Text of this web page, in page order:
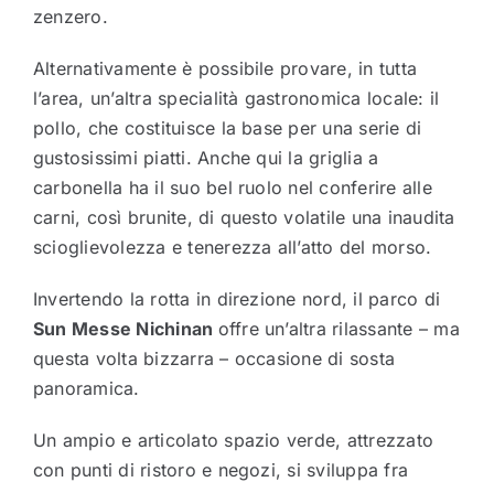
zenzero.
Alternativamente è possibile provare, in tutta
l’area, un’altra specialità gastronomica locale: il
pollo, che costituisce la base per una serie di
gustosissimi piatti. Anche qui la griglia a
carbonella ha il suo bel ruolo nel conferire alle
carni, così brunite, di questo volatile una inaudita
scioglievolezza e tenerezza all’atto del morso.
Invertendo la rotta in direzione nord, il parco di
Sun Messe Nichinan offre un’altra rilassante – ma
questa volta bizzarra – occasione di sosta
panoramica.
Un ampio e articolato spazio verde, attrezzato
con punti di ristoro e negozi, si sviluppa fra